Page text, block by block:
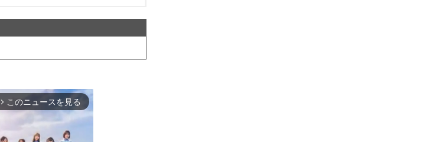
arrow_forward_ios このニュースを見る